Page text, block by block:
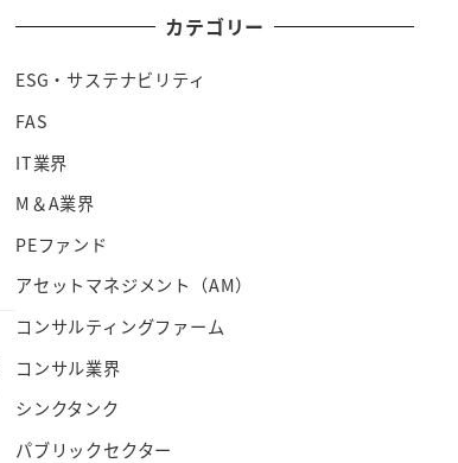
カテゴリー
ESG・サステナビリティ
FAS
IT業界
M＆A業界
PEファンド
アセットマネジメント（AM）
コンサルティングファーム
コンサル業界
シンクタンク
パブリックセクター